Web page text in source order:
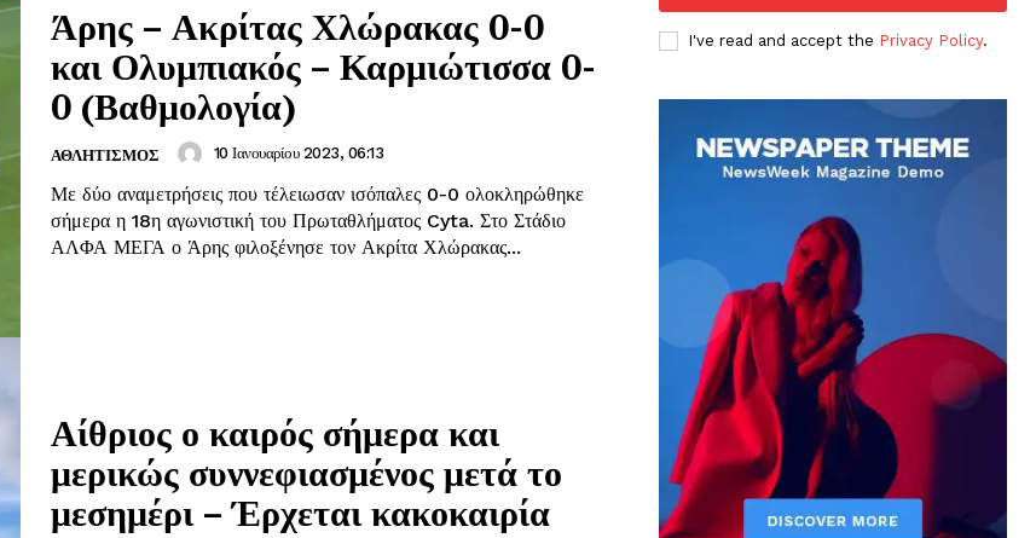
Άρης – Ακρίτας Χλώρακας 0-0
και Ολυμπιακός – Καρμιώτισσα 0-
0 (Βαθμολογία)
ΑΘΛΗΤΙΣΜΟΣ 10 Ιανουαρίου 2023, 06:13
Με δύο αναμετρήσεις που τέλειωσαν ισόπαλες 0-0 ολοκληρώθηκε
σήμερα η 18η αγωνιστική του Πρωταθλήματος Cyta. Στο Στάδιο
ΑΛΦΑ ΜΕΓΑ ο Άρης φιλοξένησε τον Ακρίτα Χλώρακας...
Αίθριος ο καιρός σήμερα και
μερικώς συννεφιασμένος μετά το
μεσημέρι – Έρχεται κακοκαιρία
I've read and accept the Privacy Policy.